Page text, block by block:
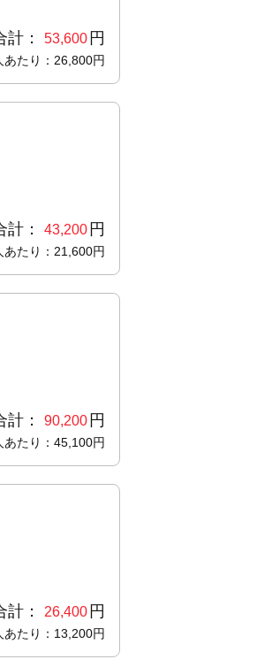
計： 53,600 円
あたり：26,800円
計： 43,200 円
あたり：21,600円
計： 90,200 円
あたり：45,100円
計： 26,400 円
あたり：13,200円